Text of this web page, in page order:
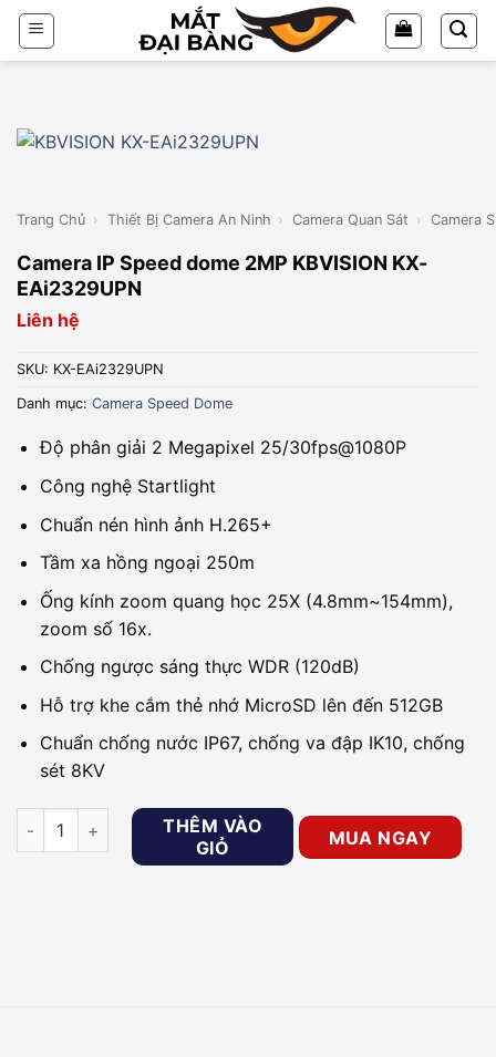
Chuyển
đến
nội
Trang Chủ › Thiết Bị Camera An Ninh › Camera Quan Sát › Camera
Camera IP Speed dome 2MP KBVISION KX-
EAi2329UPN
Liên hệ
SKU: KX-EAi2329UPN
Danh mục: Camera Speed Dome
Độ phân giải 2 Megapixel 25/30fps@1080P
Công nghệ Startlight
Chuẩn nén hình ảnh H.265+
Tầm xa hồng ngoại 250m
Ống kính zoom quang học 25X (4.8mm~154mm),
zoom số 16x.
Chống ngược sáng thực WDR (120dB)
Hỗ trợ khe cắm thẻ nhớ MicroSD lên đến 512GB
Chuẩn chống nước IP67, chống va đập IK10, chống
sét 8KV
Camera IP Speed dome 2MP KBVISION KX-EAi2329UPN số
THÊM VÀO
GIỎ
MUA NGAY